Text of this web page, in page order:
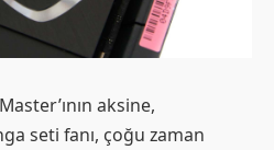
aksine,
seti fanı, çoğu zaman